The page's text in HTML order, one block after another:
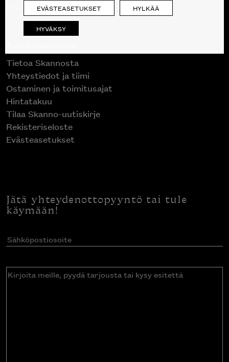
Poistuvat mallikappaleet
Tietoa Skannosta
Yhteystiedot ja tiimi
Ostaminen ja toimitusajat
Hintatakuu
Tilaa Skanno-uutiskirje
Rekisteriseloste
Evästeasetukset
Jätä yhteydenottopyyntö tai tule
käymään!
Sähköpostiosoite(Pakollinen)
Kirjoita
EVÄSTEASETUKSET HYLKÄÄ
HYVÄKSY